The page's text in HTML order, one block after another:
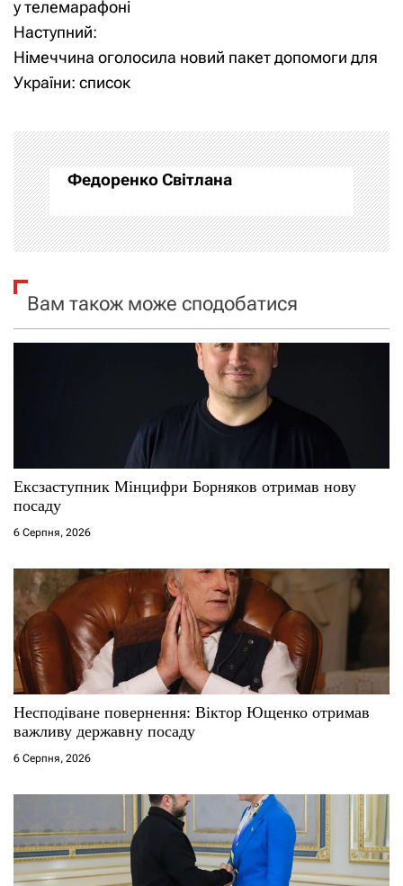
в
і
а
ц
і
а
с
і
в
у телемарафоні
Наступний:
Німеччина оголосила новий пакет допомоги для
України: список
Федоренко Світлана
Вам також може сподобатися
Ексзаступник Мінцифри Борняков отримав нову
посаду
6 Серпня, 2026
Несподіване повернення: Віктор Ющенко отримав
важливу державну посаду
6 Серпня, 2026